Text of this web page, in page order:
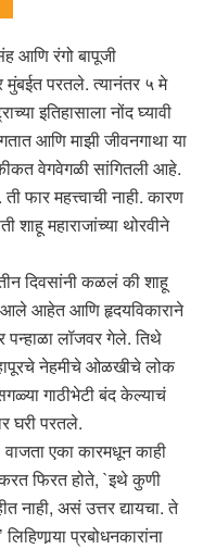
आणि रंगो बापूजी
मुंबईत परतले. त्यानंतर ५ मे
इतिहासाला नोंद घ्यावी
आणि माझी जीवनगाथा या
वेगवेगळी सांगितली आहे.
फार महत्त्वाची नाही. कारण
शाहू महाराजांच्या थोरवीने
दिवसांनी कळलं की शाहू
आले आहेत आणि हृदयविकाराने
लॉजवर गेले. तिथे
नेहमीचे ओळखीचे लोक
गाठीभेटी बंद केल्याचं
घरी परतले.
वाजता एका कारमधून काही
फिरत होते, `इथे कुणी
नाही, असं उत्तर द्यायचा. ते
प्रबोधनकारांना